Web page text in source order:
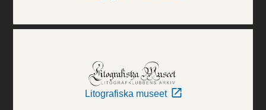
Litografiska museet